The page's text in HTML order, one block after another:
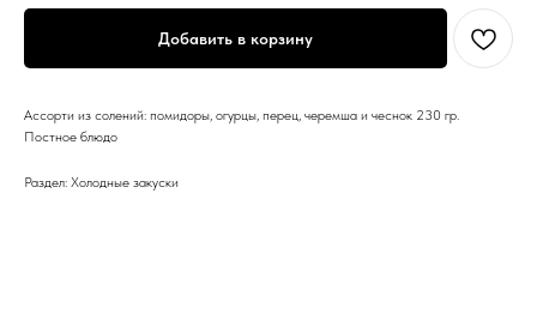
Добавить в корзину
Ассорти из солений: помидоры, огурцы, перец, черемша и чеснок 230 гр.
Постное блюдо
Раздел: Холодные закуски